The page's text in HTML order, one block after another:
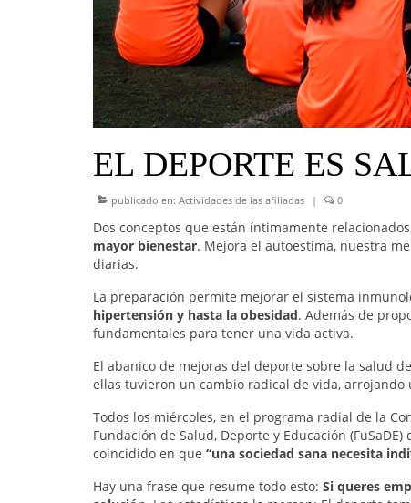
EL DEPORTE ES
publicado en: Actividades de las afiliadas | 0
Dos conceptos que están íntimamente
mayor bienestar. Mejora el autoestima, nuestra
diarias.
La preparación permite mejorar el sistema
hipertensión y hasta la obesidad. Además de
fundamentales para tener una vida activa.
El abanico de mejoras del deporte sobre la salud
ellas tuvieron un cambio radical de vida, arrojando
Todos los miércoles, en el programa radial de la
Fundación de Salud, Deporte y Educación
coincidido en que “una sociedad sana necesita
Hay una frase que resume todo esto: Si queres